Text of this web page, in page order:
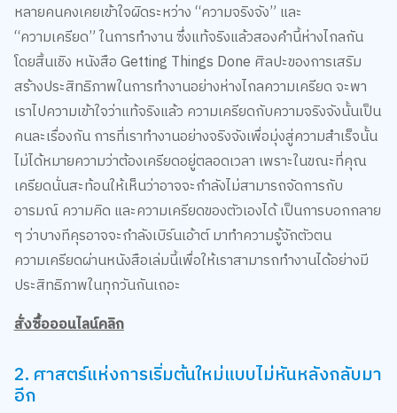
หลายคนคงเคยเข้าใจผิดระหว่าง “ความจริงจัง” และ
“ความเครียด” ในการทำงาน ซึ่งแท้จริงแล้วสองคำนี้ห่างไกลกัน
โดยสิ้นเชิง หนังสือ Getting Things Done ศิลปะของการเสริม
สร้างประสิทธิภาพในการทำงานอย่างห่างไกลความเครียด จะพา
เราไปความเข้าใจว่าแท้จริงแล้ว ความเครียดกับความจริงจังนั้นเป็น
คนละเรื่องกัน การที่เราทำงานอย่างจริงจังเพื่อมุ่งสู่ความสำเร็จนั้น
ไม่ได้หมายความว่าต้องเครียดอยู่ตลอดเวลา เพราะในขณะที่คุณ
เครียดนั่นสะท้อนให้เห็นว่าอาจจะกำลังไม่สามารถจัดการกับ
อารมณ์ ความคิด และความเครียดของตัวเองได้ เป็นการบอกกลาย
ๆ ว่าบางทีคุรอาจจะกำลังเบิร์นเอ้าต์ มาทำความรู้จักตัวตน
ความเครียดผ่านหนังสือเล่มนี้เพื่อให้เราสามารถทำงานได้อย่างมี
ประสิทธิภาพในทุกวันกันเถอะ
สั่งซื้อออนไลน์คลิก
2. ศาสตร์แห่งการเริ่มต้นใหม่แบบไม่หันหลังกลับมา
อีก